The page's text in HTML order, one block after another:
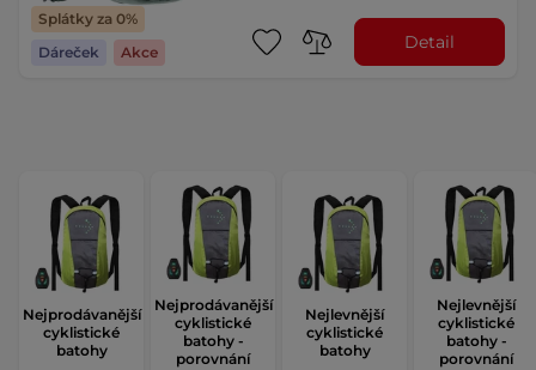
Splátky za 0%
Dáreček
Akce Detail
Nejprodávanější
cyklistické
batohy
Nejprodávanější
cyklistické
batohy -
porovnání
Nejlevnější
cyklistické
batohy
Nejlevnější
cyklistické
batohy -
porovnání